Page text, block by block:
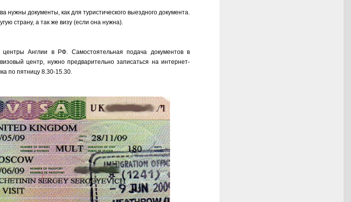
нужны документы, как для туристического выездного документа.
страну, а так же визу (если она нужна).
Англии в РФ. Самостоятельная подача документов в
центр, нужно предварительно записаться на интернет-
по пятницу 8.30-15.30.